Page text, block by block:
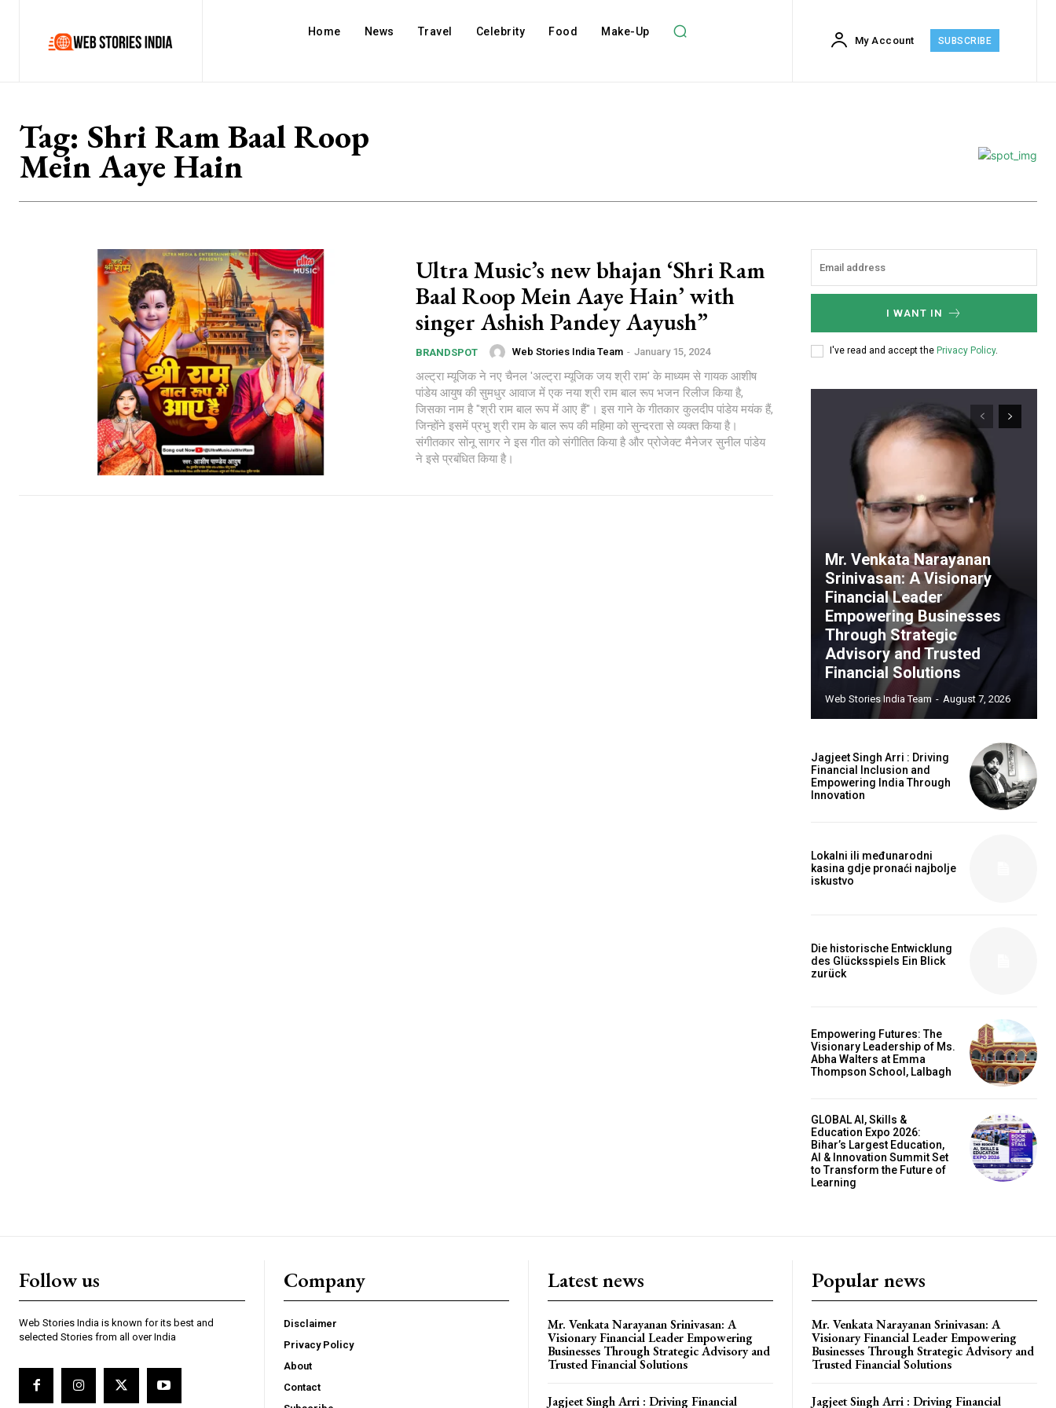
Home News Travel Celebrity Food Make-Up
My Account SUBSCRIBE
Tag: Shri Ram Baal Roop
Mein Aaye Hain
Ultra Music’s new bhajan ‘Shri Ram
Baal Roop Mein Aaye Hain’ with
singer Ashish Pandey Aayush”
BRANDSPOT Web Stories India Team - January 15, 2024
अल्ट्रा म्यूजिक ने नए चैनल 'अल्ट्रा म्यूजिक जय श्री राम' के माध्यम से गायक आशीष
पांडेय आयुष की सुमधुर आवाज में एक नया श्री राम बाल रूप भजन रिलीज किया है,
जिसका नाम है "श्री राम बाल रूप में आए हैं"। इस गाने के गीतकार कुलदीप पांडेय मयंक हैं,
जिन्होंने इसमें प्रभु श्री राम के बाल रूप की महिमा को सुन्दरता से व्यक्त किया है।
संगीतकार सोनू सागर ने इस गीत को संगीतित किया है और प्रोजेक्ट मैनेजर सुनील पांडेय
ने इसे प्रबंधित किया है।
I WANT IN
I've read and accept the Privacy Policy.
Mr. Venkata Narayanan
Srinivasan: A Visionary
Financial Leader
Empowering Businesses
Through Strategic
Advisory and Trusted
Financial Solutions
Web Stories India Team - August 7, 2026
Jagjeet Singh Arri : Driving
Financial Inclusion and
Empowering India Through
Innovation
Lokalni ili međunarodni
kasina gdje pronaći najbolje
iskustvo
Die historische Entwicklung
des Glücksspiels Ein Blick
zurück
Empowering Futures: The
Visionary Leadership of Ms.
Abha Walters at Emma
Thompson School, Lalbagh
GLOBAL AI, Skills &
Education Expo 2026:
Bihar’s Largest Education,
AI & Innovation Summit Set
to Transform the Future of
Learning
Follow us
Web Stories India is known for its best and
selected Stories from all over India
Company
Disclaimer
Privacy Policy
About
Contact
Latest news
Mr. Venkata Narayanan Srinivasan: A
Visionary Financial Leader Empowering
Businesses Through Strategic Advisory and
Trusted Financial Solutions
Jagjeet Singh Arri : Driving Financial
Popular news
Mr. Venkata Narayanan Srinivasan: A
Visionary Financial Leader Empowering
Businesses Through Strategic Advisory and
Trusted Financial Solutions
Jagjeet Singh Arri : Driving Financial